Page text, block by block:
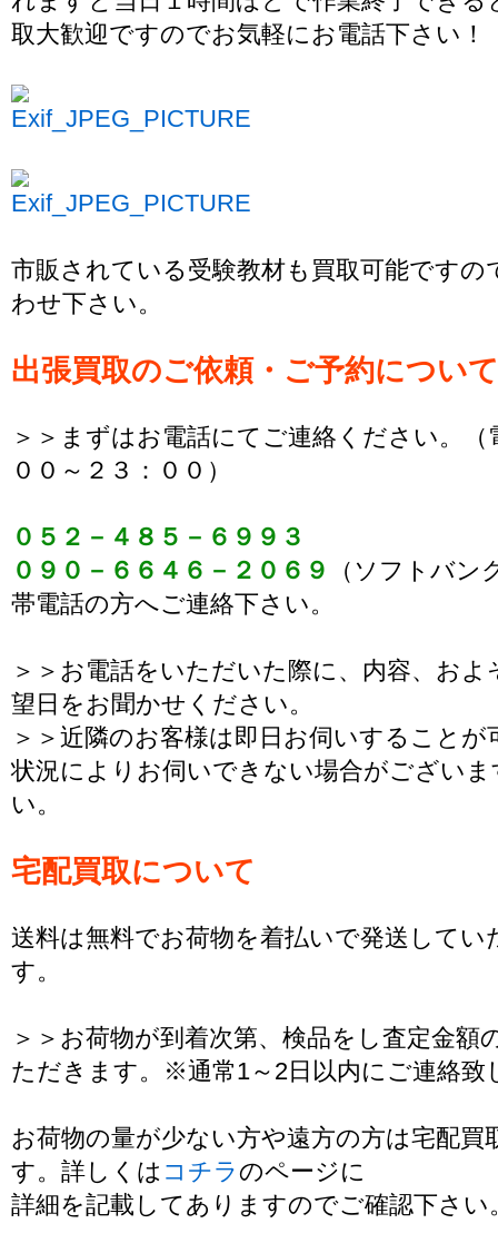
取大歓迎ですのでお気軽にお電話下さい！
市販されている受験教材も買取可能ですの
わせ下さい。
出張買取のご依頼・ご予約について
＞＞まずはお電話にてご連絡ください。
００～２３：００）
０５２－４８５－６９９３
０９０－６６４６－２０６９
（ソフトバン
帯電話の方へご連絡下さい。
＞＞お電話をいただいた際に、内容、およ
望日をお聞かせください。
＞＞近隣のお客様は即日お伺いすること
状況によりお伺いできない場合がござい
い。
宅配買取について
送料は無料でお荷物を着払いで発送してい
す。
＞＞お荷物が到着次第、検品をし査定金額
ただきます。※通常1～2日以内にご連絡致
お荷物の量が少ない方や遠方の方は宅配買
す。詳しくは コチラのページに
詳細を記載してありますのでご確認下さい